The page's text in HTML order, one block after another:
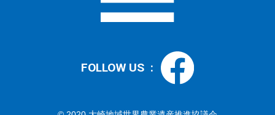
FOLLOW US :